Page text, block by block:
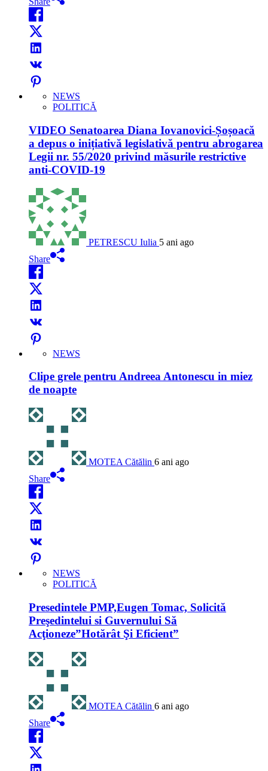
NEWS
POLITICĂ
VIDEO Senatoarea Diana Iovanovici-Șoșoacă
a depus o inițiativă legislativă pentru abrogarea
Legii nr. 55/2020 privind măsurile restrictive
anti-COVID-19
PETRESCU Iulia 5 ani ago
Share
NEWS
Clipe grele pentru Andreea Antonescu in miez
de noapte
MOTEA Cătălin 6 ani ago
Share
NEWS
POLITICĂ
Presedintele PMP,Eugen Tomac, Solicită
Preşedintelui si Guvernului Să
Acţioneze”Hotărât Şi Eficient”
MOTEA Cătălin 6 ani ago
Share